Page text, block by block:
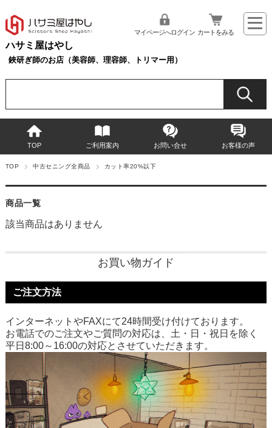
ハサミ屋はやし
鋏研ぎ師のお店（美容師、理容師、トリマー用）
マイページへログイン カートをみる
TOP ご利用案内 お問い合せ お客様の声
TOP 中古セニング全商品 カット率20%以下
商品一覧
該当商品はありません
お買い物ガイド
ご注文方法
インターネットやFAXにて24時間受け付けております。
お電話でのご注文やご質問の対応は、土・日・祝日を除く
平日8:00～16:00の対応とさせていただきます。